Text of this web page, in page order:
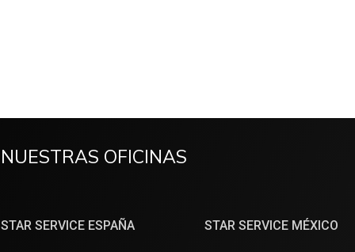
NUESTRAS OFICINAS
STAR SERVICE ESPAÑA STAR SERVICE MÉXICO